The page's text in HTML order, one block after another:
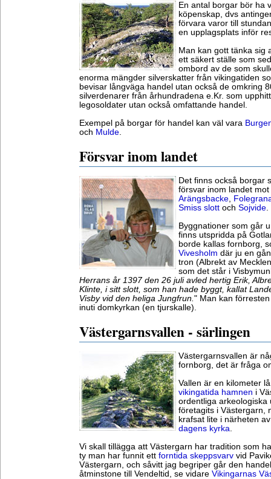
En antal borgar bör ha
köpenskap, dvs
förvara varor till
en upplagsplats inför
Man kan gott tänka sig
ett säkert ställe som
ombord av de som
enorma mängder silverskatter från vikingatiden
bevisar långväga handel utan också de omkring
silverdenarer från århundradena e.Kr. som
legosoldater utan också omfattande handel.
Exempel på borgar för handel kan väl vara
och Mulde.
Försvar inom landet
Det finns också borgar
försvar inom landet
Arängsbacke,
Smiss slott och Sojvide.
Byggnationer som går
finns utspridda på
borde kallas fornborg,
Vivesholm där ju en
tron (Albrekt av
som det står i
Herrans år 1397 den 26 juli avled hertig Erik,
Klinte, i sitt slott, som han hade byggt, kallat
Visby vid den heliga Jungfrun." Man kan
inuti domkyrkan (en tjurskalle).
Västergarnsvallen - särlingen
Västergarnsvallen är
fornborg, det är fråga
Vallen är en kilometer
vikingatida hamnen i
ordentliga
företagits i Västergarn,
krafsat lite i närheten
dagens kyrka.
Vi skall tillägga att Västergarn har tradition som
ty man har funnit ett forntida skeppsvarv vid
Västergarn, och såvitt jag begriper går den
åtminstone till Vendeltid, se vidare Vikingarnas